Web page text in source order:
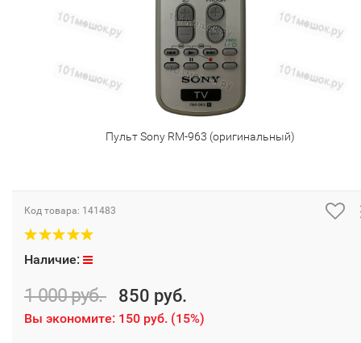
Пульт Sony RM-963 (оригинальный)
Код товара: 141483
Наличие:
1 000 руб. 850 руб.
Вы экономите: 150 руб. (15%)